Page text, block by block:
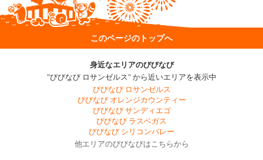
このページのトップへ
身近なエリアのびびなび
"びびなび ロサンゼルス" から近いエリアを表示中
びびなび ロサンゼルス
びびなび オレンジカウンティー
びびなび サンディエゴ
びびなび ラスベガス
びびなび シリコンバレー
他エリアのびびなびはこちらから